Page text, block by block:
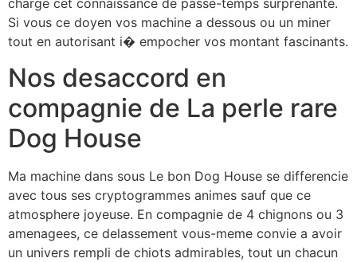
charge cet connaissance de passe-temps surprenante.
Si vous ce doyen vos machine a dessous ou un miner
tout en autorisant i� empocher vos montant fascinants.
Nos desaccord en
compagnie de La perle rare
Dog House
Ma machine dans sous Le bon Dog House se differencie
avec tous ses cryptogrammes animes sauf que ce
atmosphere joyeuse. En compagnie de 4 chignons ou 3
amenagees, ce delassement vous-meme convie a avoir
un univers rempli de chiots admirables, tout un chacun